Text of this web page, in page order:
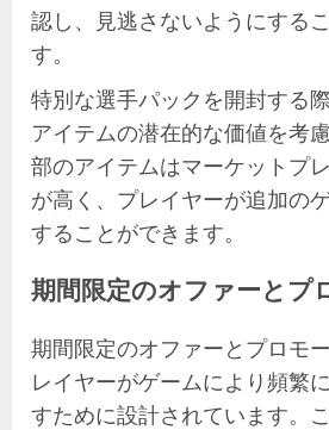
認し、見逃さないようにする
す。
特別な選手パックを開封する
アイテムの潜在的な価値を考
部のアイテムはマーケットプ
が高く、プレイヤーが追加の
することができます。
期間限定のオファーとプ
期間限定のオファーとプロモ
レイヤーがゲームにより頻繁
すために設計されています。